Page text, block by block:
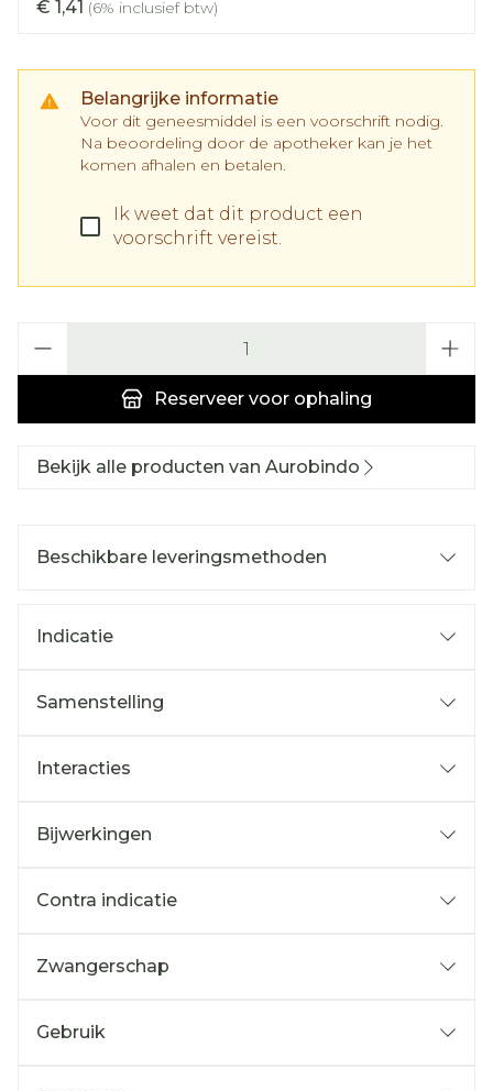
€ 1,41 (6% inclusief btw)
Belangrijke informatie
Voor dit geneesmiddel is een voorschrift nodig.
Na beoordeling door de apotheker kan je het
komen afhalen en betalen.
Ik weet dat dit product een
voorschrift vereist.
Reserveer voor ophaling
Bekijk alle producten van Aurobindo
Beschikbare leveringsmethoden
Indicatie
Samenstelling
Interacties
Bijwerkingen
Contra indicatie
Zwangerschap
Gebruik